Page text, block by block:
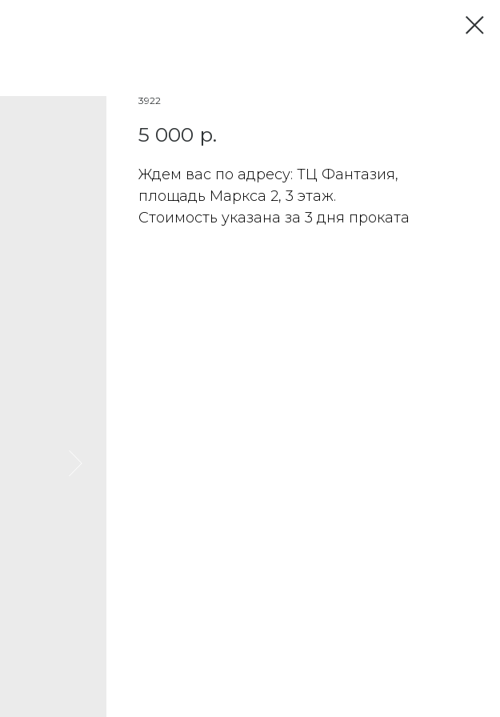
3922
5 000 р.
Ждем вас по адресу: ТЦ Фантазия,
площадь Маркса 2, 3 этаж.
Стоимость указана за 3 дня проката